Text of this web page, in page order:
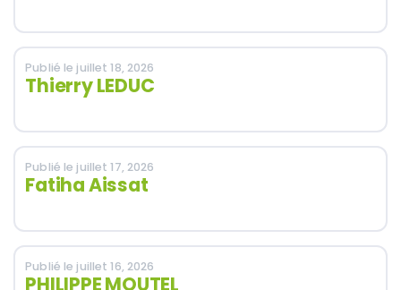
Publié le juillet 18, 2026
Thierry LEDUC
Publié le juillet 17, 2026
Fatiha Aissat
Publié le juillet 16, 2026
PHILIPPE MOUTEL